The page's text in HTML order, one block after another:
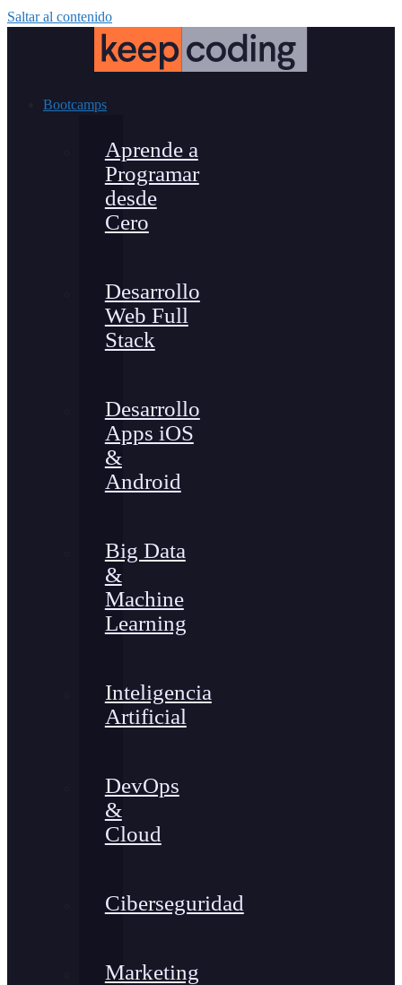
Saltar al contenido
Bootcamps
Aprende a
Programar
desde
Cero
Desarrollo
Web Full
Stack
Desarrollo
Apps iOS
&
Android
Big Data
&
Machine
Learning
Inteligencia
Artificial
DevOps
&
Cloud
Ciberseguridad
Marketing